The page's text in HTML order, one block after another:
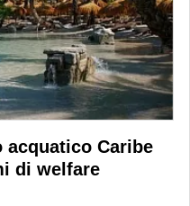
Caribe
di welfare